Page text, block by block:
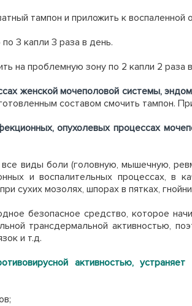
тампон и приложить к воспаленной
3 капли 3 раза в день.
на проблемную зону по 2 капли 2 раза
женской мочеполовой системы,
составом смочить тампон.
опухолевых процессах
виды боли (головную, мышечную,
и воспалительных процессах, в
сухих мозолях, шпорах в пятках,
безопасное средство, которое
трансдермальной активностью,
и т.д.
активностью,